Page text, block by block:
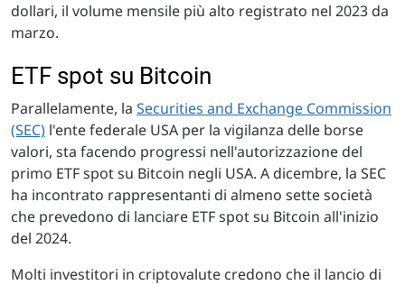
dollari, il volume mensile più alto registrato nel 2023 da
marzo.
ETF spot su Bitcoin
Parallelamente, la Securities and Exchange Commission
(SEC) l'ente federale USA per la vigilanza delle borse
valori, sta facendo progressi nell'autorizzazione del
primo ETF spot su Bitcoin negli USA. A dicembre, la SEC
ha incontrato rappresentanti di almeno sette società
che prevedono di lanciare ETF spot su Bitcoin all'inizio
del 2024.
Molti investitori in criptovalute credono che il lancio di